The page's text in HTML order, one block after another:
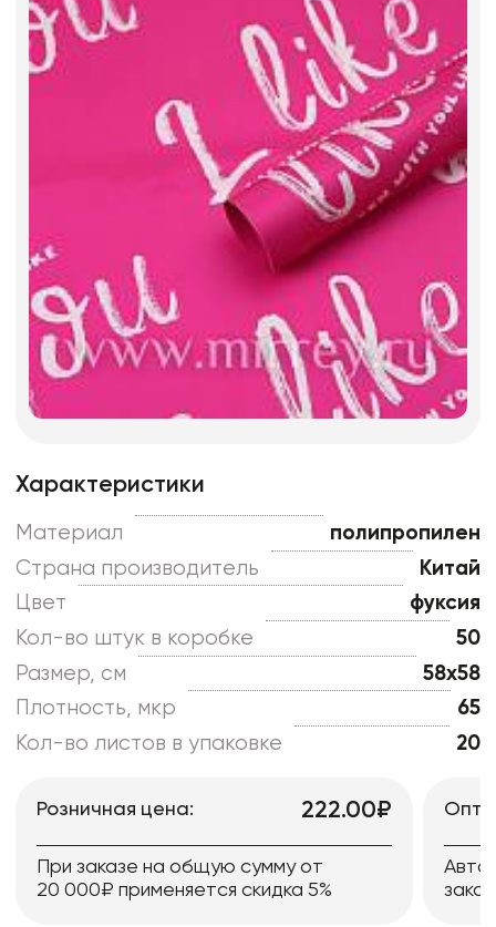
Характеристики
Материал
полипропилен
Страна производитель
Китай
Цвет
фуксия
Кол-во штук в коробке
50
Размер, см
58x58
Плотность, мкр
65
Кол-во листов в упаковке
20
Розничная цена: 222.00₽
При заказе на общую сумму от
20 000₽ применяется скидка 5%